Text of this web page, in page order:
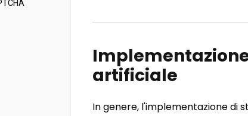
artificiale
In genere, l'implementazione di